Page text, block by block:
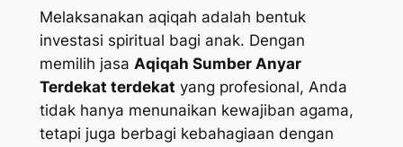
Melaksanakan aqiqah adalah bentuk
investasi spiritual bagi anak. Dengan
memilih jasa Aqiqah Sumber Anyar
Terdekat terdekat yang profesional, Anda
tidak hanya menunaikan kewajiban agama,
tetapi juga berbagi kebahagiaan dengan